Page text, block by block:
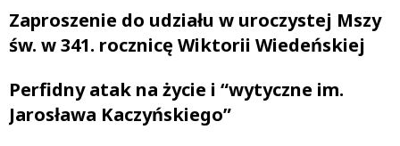
Zaproszenie do udziału w uroczystej Mszy
św. w 341. rocznicę Wiktorii Wiedeńskiej
Perfidny atak na życie i “wytyczne im.
Jarosława Kaczyńskiego”